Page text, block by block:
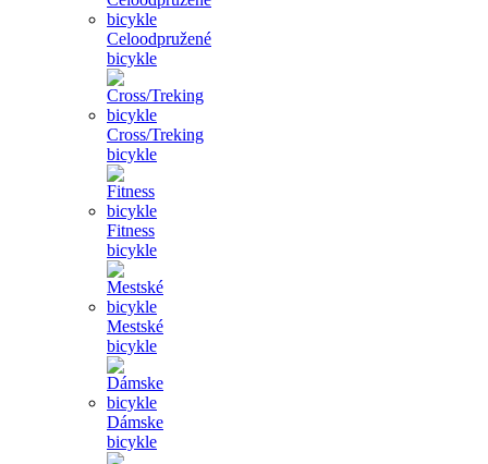
Celoodpružené
bicykle
Cross/Treking
bicykle
Fitness
bicykle
Mestské
bicykle
Dámske
bicykle